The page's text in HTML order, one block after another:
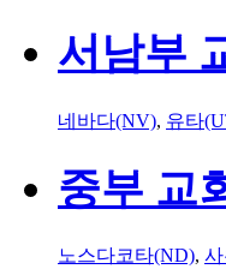
서남부
네바다(NV), 유타
중부 교
노스다코타(ND),